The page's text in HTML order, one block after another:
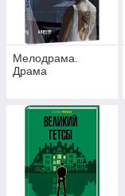
Мелодрама.
Драма